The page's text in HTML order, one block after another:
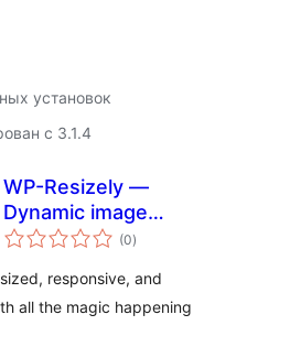
установок
с 3.1.4
WP-Resizely —
Dynamic image
resizing for
responsive images
(0общий
рейтинг
)
responsive, and
all the magic happening